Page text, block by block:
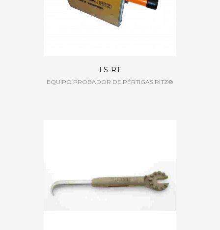
LS-RT
EQUIPO PROBADOR DE PÉRTIGAS RITZ®